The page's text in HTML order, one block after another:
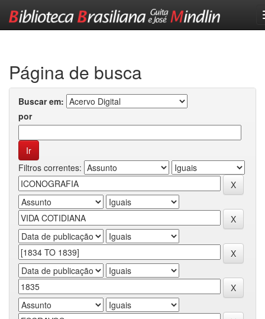
Página de busca
Buscar em:
por
Filtros correntes: